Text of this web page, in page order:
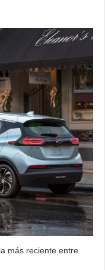
más reciente entre